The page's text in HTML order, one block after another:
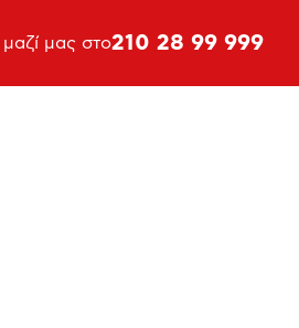
μαζί μας στο210 28 99 999